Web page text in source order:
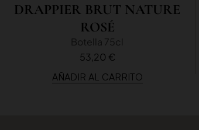
DRAPPIER BRUT NATURE
ROSÉ
Botella 75cl
53,20 €
AÑADIR AL CARRITO